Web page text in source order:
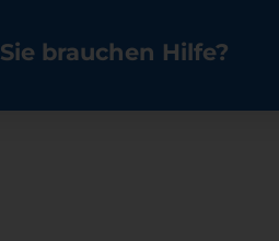
Sie brauchen Hilfe?